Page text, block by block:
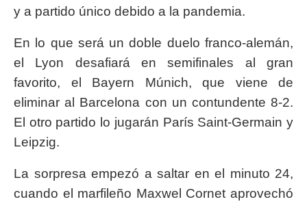
y a partido único debido a la pandemia.
En lo que será un doble duelo franco-alemán,
el Lyon desafiará en semifinales al gran
favorito, el Bayern Múnich, que viene de
eliminar al Barcelona con un contundente 8-2.
El otro partido lo jugarán París Saint-Germain y
Leipzig.
La sorpresa empezó a saltar en el minuto 24,
cuando el marfileño Maxwel Cornet aprovechó